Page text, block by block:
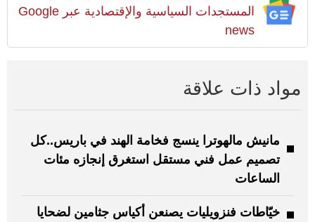
المستجدات السياسية والإقتصادية عبر Google
news
مواد ذات علاقة
مانيش مالهوترا ينسج فخامة الهند في باريس..كل
تصميم عمل فني مستقل استغرق إنجازه مئات
الساعات
خيّاطات فنزويليات يصنعن أكياس جثامين لضحايا